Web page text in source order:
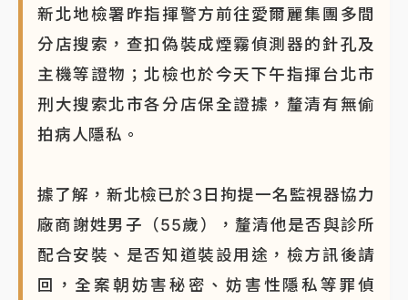
新北地檢署昨指揮警方前往愛爾麗集團多間
分店搜索，查扣偽裝成煙霧偵測器的針孔及
主機等證物；北檢也於今天下午指揮台北市
刑大搜索北市各分店保全證據，釐清有無偷
拍病人隱私。
據了解，新北檢已於3日拘提一名監視器協力
廠商謝姓男子（55歲），釐清他是否與診所
配合安裝、是否知道裝設用途，檢方訊後請
回，全案朝妨害秘密、妨害性隱私等罪偵